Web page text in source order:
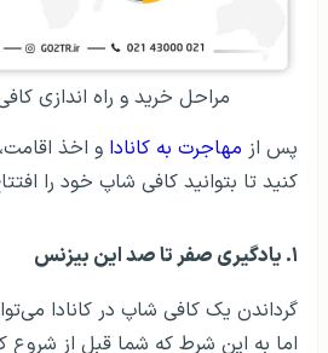
مراحل خرید و راه اندازی
پس از مهاجرت به کانادا
کنید تا بتوانید کافی شاپ خود را
۱. یادگیری صفر تا صد این بیزنس
گرداندن یک کافی شاپ در کانادا
اما به این شرط که شما قبل از شروع